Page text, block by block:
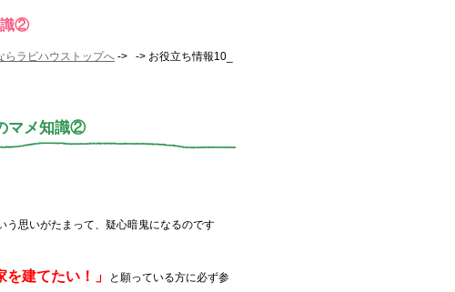
識②
ラビハウストップへ -> -> お役立ち情報10_
マメ知識②
う思いがたまって、疑心暗鬼になるのです
を建てたい！」
と願っている方に必ず参